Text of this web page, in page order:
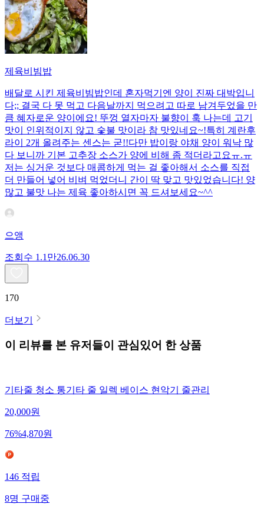
제육비빔밥
배달로 시킨 제육비빔밥인데 혼자먹기엔 양이 진짜 대박입니
다;; 결국 다 못 먹고 다음날까지 먹으려고 따로 남겨두었을 만
큼 혜자로운 양이에요! 뚜껑 열자마자 불향이 훅 나는데 고기
맛이 인위적이지 않고 숯불 맛이라 참 맛있네요~!특히 계란후
라이 2개 올려주는 센스는 굳!! ​다만 밥이랑 야채 양이 워낙 많
다 보니까 기본 고추장 소스가 양에 비해 좀 적더라고요ㅠ.ㅠ
저는 싱거운 것보다 매콤하게 먹는 걸 좋아해서 소스를 직접
더 만들어 넣어 비벼 먹었더니 간이 딱 맞고 맛있었습니다! 양
많고 불맛 나는 제육 좋아하시면 꼭 드셔보세요~^^
으앵
조회수 1.1만26.06.30
170
더보기
이 리뷰를 본 유저들이 관심있어 한 상품
기타줄 청소 통기타 줄 일렉 베이스 현악기 줄관리
20,000원
76%4,870원
146 적립
8명 구매중